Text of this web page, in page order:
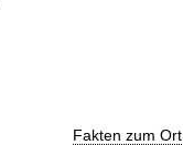
Fakten zum Ort